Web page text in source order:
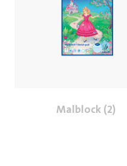
Malblock (2)